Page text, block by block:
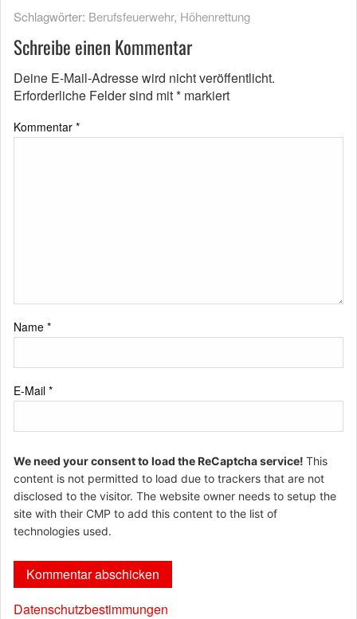
Schlagwörter: Berufsfeuerwehr, Höhenrettung
Schreibe einen Kommentar
Deine E-Mail-Adresse wird nicht veröffentlicht.
Erforderliche Felder sind mit* markiert
Kommentar *
Name *
E-Mail *
We need your consent to load the ReCaptcha service! This
content is not permitted to load due to trackers that are not
disclosed to the visitor. The website owner needs to setup the
site with their CMP to add this content to the list of
technologies used.
Datenschutzbestimmungen